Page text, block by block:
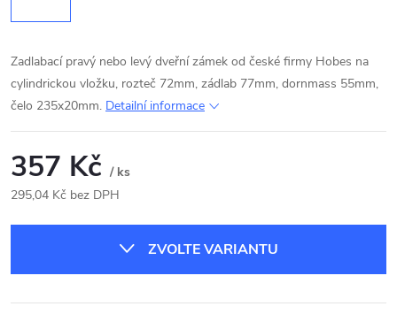
Zadlabací pravý nebo levý dveřní zámek od české firmy Hobes na
cylindrickou vložku, rozteč 72mm, zádlab 77mm, dornmass 55mm,
čelo 235x20mm. Detailní informace
357 Kč / ks
295,04 Kč bez DPH
ZVOLTE VARIANTU